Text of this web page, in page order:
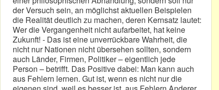
der Versuch sein, an möglichst aktuellen Beispielen
die Realität deutlich zu machen, deren Kernsatz lautet:
Wer die Vergangenheit nicht aufarbeitet, hat keine
Zukunft! - Das ist eine unverrückbare Wahrheit, die
nicht nur Nationen nicht übersehen sollten, sondern
auch Länder, Firmen, Politiker – eigentlich jede
Person – betrifft. Das Positive dabei: Man kann auch
aus Fehlern lernen. Gut ist, wenn es nicht nur die